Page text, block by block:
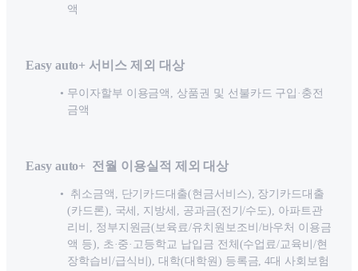
액
Easy auto+ 서비스 제외 대상
무이자할부 이용금액, 상품권 및 선불카드 구입·충전
금액
Easy auto+ 전월 이용실적 제외 대상
취소금액, 단기카드대출(현금서비스), 장기카드대출
(카드론), 국세, 지방세, 공과금(전기/수도), 아파트관
리비, 정부지원금(보육료/유치원보조비/바우처 이용금
액 등), 초·중·고등학교 납입금 전체(수업료/교육비/현
장학습비/급식비), 대학(대학원) 등록금, 4대 사회보험